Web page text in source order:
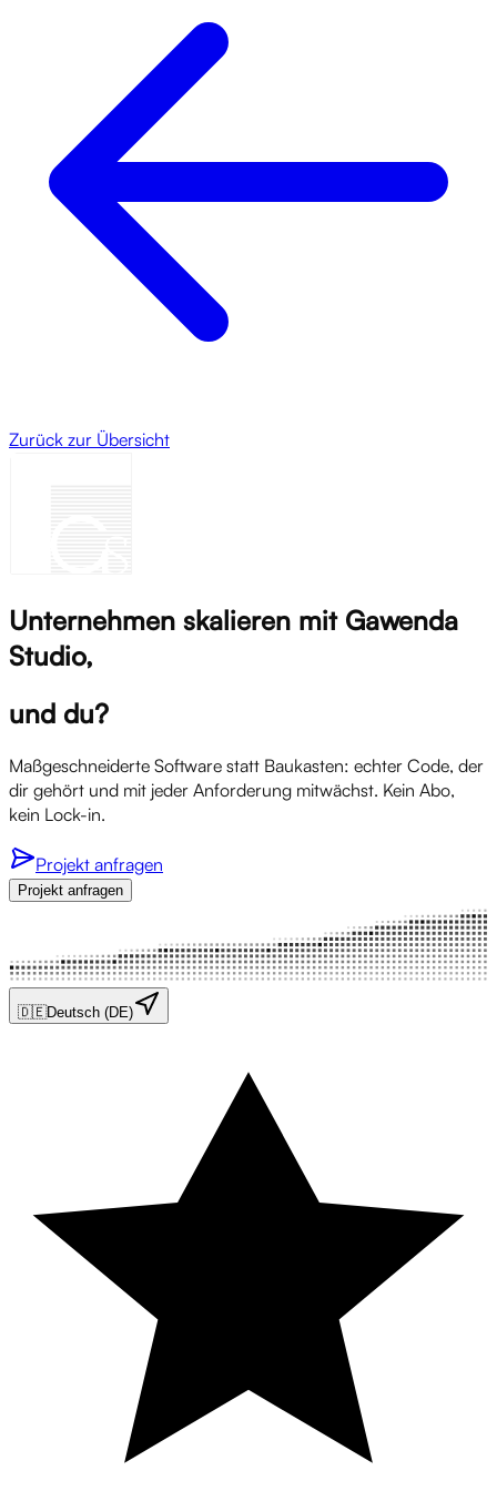
Zurück zur Übersicht
Unternehmen skalieren mit Gawenda
Studio,
und du?
Maßgeschneiderte Software statt Baukasten: echter Code, der
dir gehört und mit jeder Anforderung mitwächst. Kein Abo,
kein Lock-in.
Projekt anfragen
Projekt anfragen
🇩🇪Deutsch (DE)